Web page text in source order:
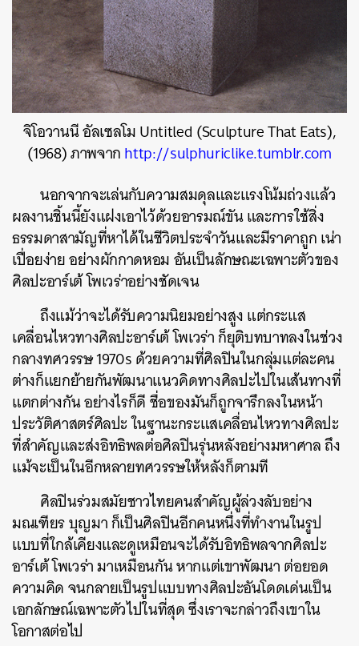
จิโอวานนี อัลเซลโม Untitled (Sculpture That Eats),
(1968) ภาพจากhttp://sulphuriclike.tumblr.com
นอกจากจะเล่นกับความสมดุลและแรงโน้มถ่วงแล้ว
ผลงานชิ้นนี้ยังแฝงเอาไว้ด้วยอารมณ์ขัน และการใช้สิ่ง
ธรรมดาสามัญที่หาได้ในชีวิตประจำวันและมีราคาถูก เน่า
เปื่อยง่าย อย่างผักกาดหอม อันเป็นลักษณะเฉพาะตัวของ
ศิลปะอาร์เต้ โพเวร่าอย่างชัดเจน
ถึงแม้ว่าจะได้รับความนิยมอย่างสูง แต่กระแส
เคลื่อนไหวทางศิลปะอาร์เต้ โพเวร่า ก็ยุติบทบาทลงในช่วง
กลางทศวรรษ 1970s ด้วยความที่ศิลปินในกลุ่มแต่ละคน
ต่างก็แยกย้ายกันพัฒนาแนวคิดทางศิลปะไปในเส้นทางที่
แตกต่างกัน อย่างไรก็ดี ชื่อของมันก็ถูกจารึกลงในหน้า
ประวัติศาสตร์ศิลปะ ในฐานะกระแสเคลื่อนไหวทางศิลปะ
ที่สำคัญและส่งอิทธิพลต่อศิลปินรุ่นหลังอย่างมหาศาล ถึง
แม้จะเป็นในอีกหลายทศวรรษให้หลังก็ตามที
ศิลปินร่วมสมัยชาวไทยคนสำคัญผู้ล่วงลับอย่าง
มณเฑียร บุญมา ก็เป็นศิลปินอีกคนหนึ่งที่ทำงานในรูป
แบบที่ใกล้เคียงและดูเหมือนจะได้รับอิทธิพลจากศิลปะ
อาร์เต้ โพเวร่า มาเหมือนกัน หากแต่เขาพัฒนา ต่อยอด
ความคิด จนกลายเป็นรูปแบบทางศิลปะอันโดดเด่นเป็น
เอกลักษณ์เฉพาะตัวไปในที่สุด ซึ่งเราจะกล่าวถึงเขาใน
โอกาสต่อไป